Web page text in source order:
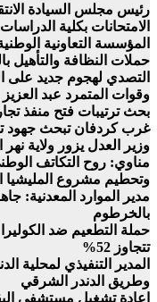
رئيس مجلس السيادة
الامتحانات بكلية
المؤسسة التعاونية
حملات النظافة والتأهيل
التصدي لهجوم جديد على
وقوات المتمرد عبد العزيز
بحث ترتيبات فتح منفذ
غرب كردفان تبحث جهود
وزير العدل يزور ولاية نهر
مناوي: روح التكاتف
وتحطيم مشروع المليشيا
مدير الموارد المعدنية:
بالخرطوم
حملة التطعيم ضد الكوليرا
تتجاوز 52%
المدير التنفيذي لمحلية
وطريق الدندر الشرقي
إعادة تشغيل مستشفى